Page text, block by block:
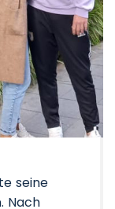
seine
Nach